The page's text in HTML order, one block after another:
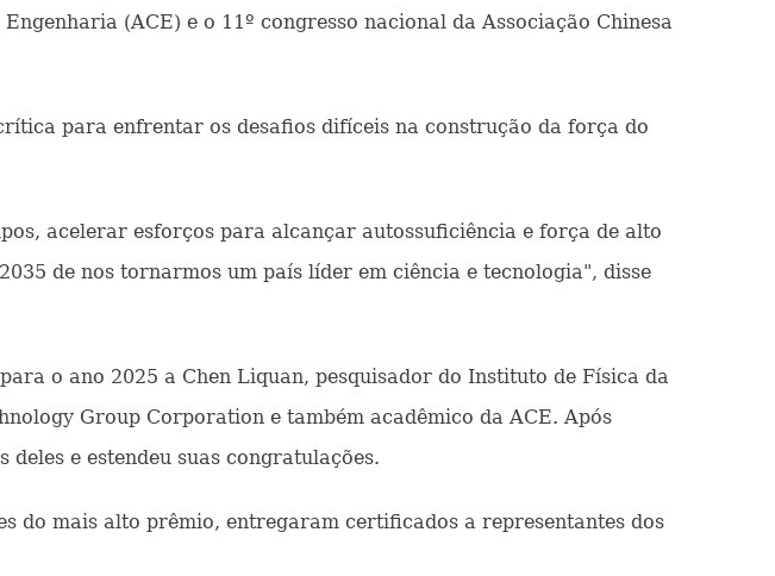
(ACE) e o 11º congresso nacional da Associação Chinesa
para enfrentar os desafios difíceis na construção da força do
acelerar esforços para alcançar autossuficiência e força de alto
de nos tornarmos um país líder em ciência e tecnologia", disse
o ano 2025 a Chen Liquan, pesquisador do Instituto de Física da
Group Corporation e também acadêmico da ACE. Após
e estendeu suas congratulações.
do mais alto prêmio, entregaram certificados a representantes dos